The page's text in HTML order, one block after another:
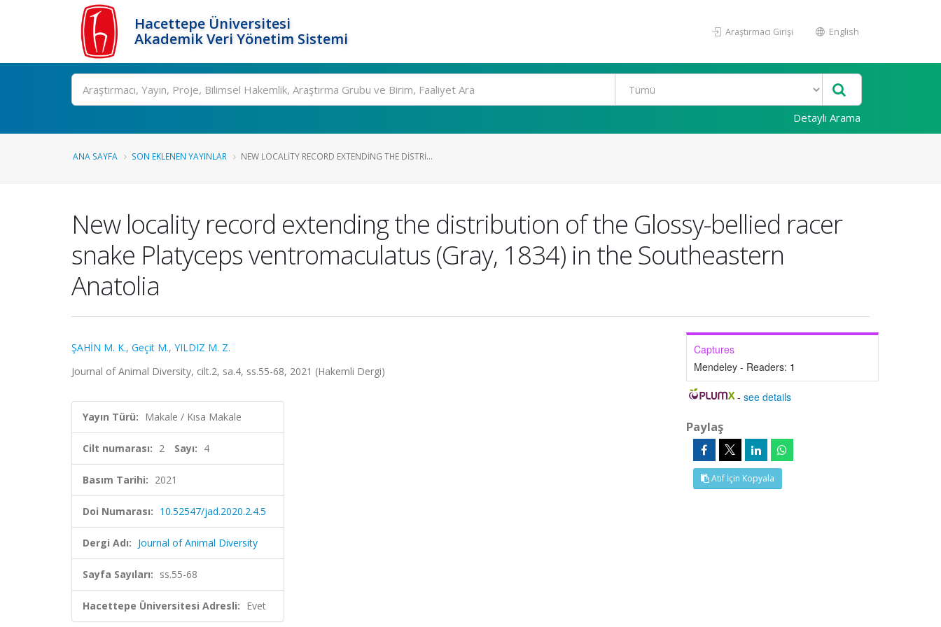
Hacettepe Üniversitesi
Akademik Veri Yönetim Sistemi
Araştırmacı Girişi English
Ara
Detaylı Arama
ANA SAYFA SON EKLENEN YAYINLAR NEW LOCALITY RECORD EXTENDING THE DISTRI...
New locality record extending the distribution of the Glossy-bellied racer
snake Platyceps ventromaculatus (Gray, 1834) in the Southeastern
Anatolia
ŞAHİN M. K., Geçit M., YILDIZ M. Z.
Journal of Animal Diversity, cilt.2, sa.4, ss.55-68, 2021 (Hakemli Dergi)
Yayın Türü: Makale / Kısa Makale
Cilt numarası: 2 Sayı: 4
Basım Tarihi: 2021
Doi Numarası: 10.52547/jad.2020.2.4.5
Dergi Adı: Journal of Animal Diversity
Sayfa Sayıları: ss.55-68
Hacettepe Üniversitesi Adresli: Evet
Captures
Mendeley - Readers: 1
-see details
Paylaş
Atıf İçin Kopyala